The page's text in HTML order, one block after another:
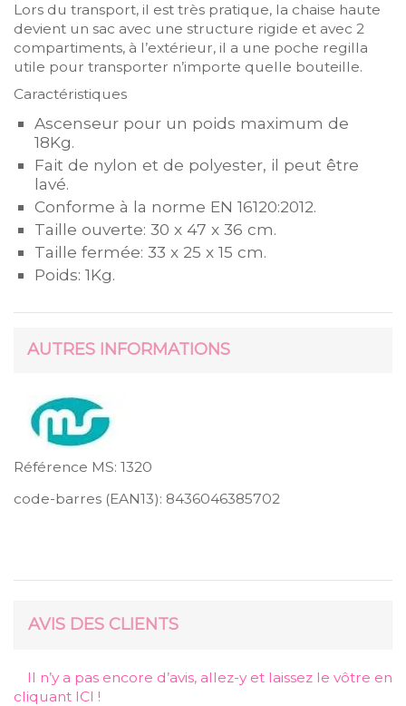
Lors du transport, il est très pratique, la chaise haute
devient un sac avec une structure rigide et avec 2
compartiments, à l’extérieur, il a une poche regilla
utile pour transporter n’importe quelle bouteille.
Caractéristiques
Ascenseur pour un poids maximum de
18Kg.
Fait de nylon et de polyester, il peut être
lavé.
Conforme à la norme EN 16120:2012.
Taille ouverte: 30 x 47 x 36 cm.
Taille fermée: 33 x 25 x 15 cm.
Poids: 1Kg.
AUTRES INFORMATIONS
Référence MS: 1320
code-barres (EAN13): 8436046385702
AVIS DES CLIENTS
Il n’y a pas encore d’avis, allez-y et laissez le vôtre en
cliquant ICI !